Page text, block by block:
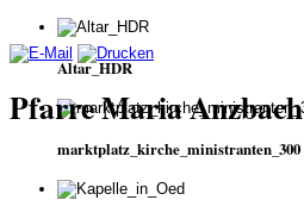
Altar_HDR
marktplatz_kirche_ministranten_300
Pfarre Maria Anzbach